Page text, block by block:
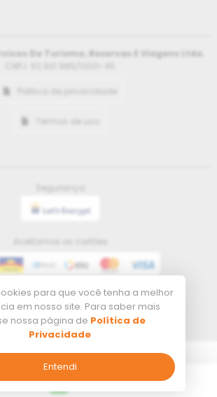
De Turismo, Reservas E Viagens Ltda.
Termos de uso
Aceitamos os cartões
Meios de pagamento
Tecnologia
para que você tenha a melhor
em nosso site. Para saber mais
nossa página de Política de
Privacidade
Entendi